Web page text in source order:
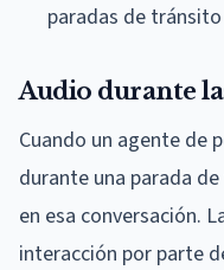
paradas de
Audio durante
Cuando un agente de
durante una parada
en esa conversación.
interacción por parte